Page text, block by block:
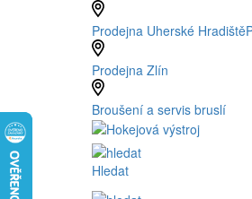
Prodejna Uherské Hradiště
Prodejna Zlín
Broušení a servis bruslí
Hledat